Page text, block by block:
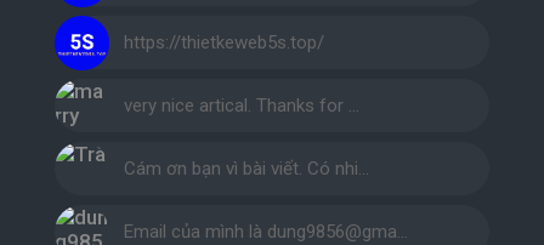
https://thietkeweb5s.top/
very nice artical. Thanks for …
Cám ơn bạn vì bài viết. Có nhi…
Email của mình là dung9856@gma…